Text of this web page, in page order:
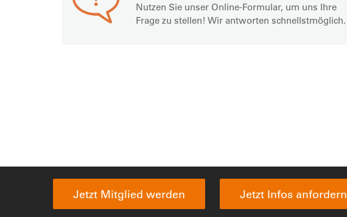
Nutzen Sie unser Online-Formular, um uns Ihre
Frage zu stellen! Wir antworten schnellstmöglich.
Jetzt Mitglied werden Jetzt Infos anfordern